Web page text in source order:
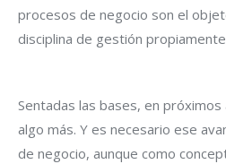
procesos de negocio son el
disciplina de gestión
Sentadas las bases, en
algo más. Y es necesario ese
de negocio, aunque como